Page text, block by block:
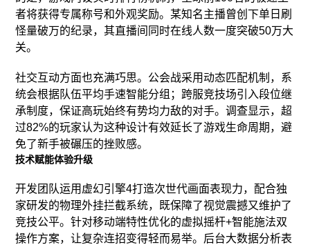
者将获得专属称号和外观奖励。某知名主播曾创下单日刷
怪量破万的纪录，其直播间同时在线人数一度突破50万大
关。
社交互动方面也充满巧思。公会战采用动态匹配机制，系
统会根据队伍平均手速智能分组；跨服竞技场引入段位继
承制度，保证高玩始终有势均力敌的对手。调查显示，超
过82%的玩家认为这种设计有效延长了游戏生命周期，避
免了新手被碾压的挫败感。
技术赋能体验升级
开发团队运用虚幻引擎4打造次世代画面表现力，配合独
家研发的物理外挂拦截系统，既保障了视觉震撼又维护了
竞技公平。针对移动端特性优化的虚拟摇杆+智能施法双
操作方案，让复杂连招变得轻而易举。后台大数据分析表